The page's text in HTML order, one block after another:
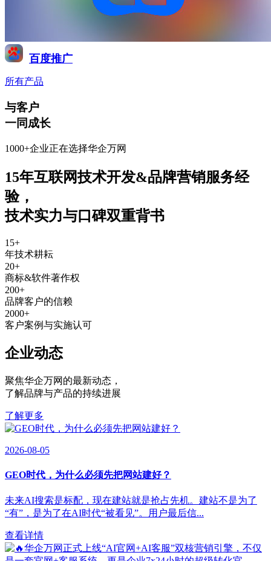
百度推广
所有产品
与客户
一同成长
1000+企业正在选择华企万网
15年互联网技术开发&品牌营销服务经
验，
技术实力与口碑双重背书
15+
年技术耕耘
20+
商标&软件著作权
200+
品牌客户的信赖
2000+
客户案例与实施认可
企业动态
聚焦华企万网的最新动态 ，
了解品牌与产品的持续进展
了解更多
2026-08-05
GEO时代，为什么必须先把网站建好？
未来AI搜索是标配，现在建站就是抢占先机。建站不是为了
“有”，是为了在AI时代“被看见”。用户最后信...
查看详情